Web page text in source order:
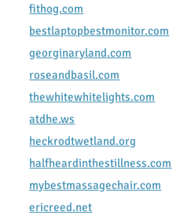
fithog.com
bestlaptopbestmonitor.com
georginaryland.com
roseandbasil.com
thewhitewhitelights.com
atdhe.ws
heckrodtwetland.org
halfheardinthestillness.com
mybestmassagechair.com
ericreed.net